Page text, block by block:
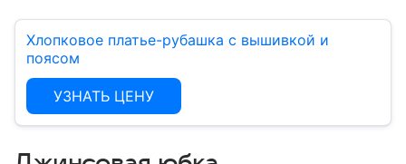
Хлопковое платье-рубашка с вышивкой и
поясом
УЗНАТЬ ЦЕНУ